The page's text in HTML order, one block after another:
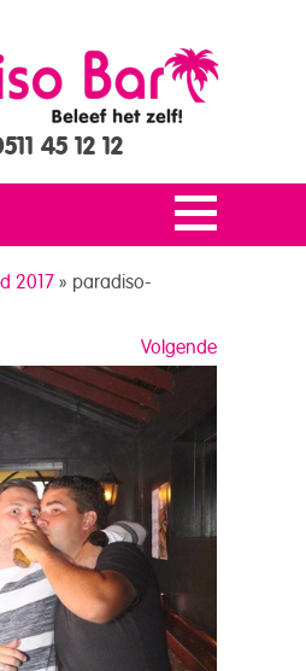
45 12 12
2017 » paradiso-
Volgende